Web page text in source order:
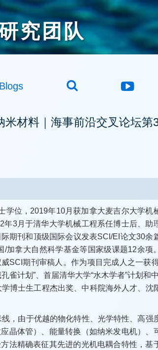
究团队
Blogs
材料｜海事前沿交叉论坛第
学位，2019年10月获加拿大麦吉尔大学机
3月于清华大学机械工程系任博士后、助
期刊和顶级国际会议发表SCI/EI论文30余
加拿大自然科学基金等国家级课题12余项
SCI期刊审稿人。作为项目完成人之一获
计划”、首届清华大学“水木学者”计划和
博士生工程杰出奖、中科院海外人才、沈
，由于优越的物化特性、光学特性、高强
晶体管）、能量转换（如纳米发电机）、
法精确表征其先进的光机电耦合特性，基